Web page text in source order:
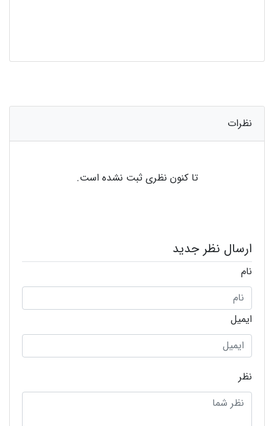
نظرات
تا کنون نظری ثبت نشده است.
ارسال نظر جدید
نام
ایمیل
نظر